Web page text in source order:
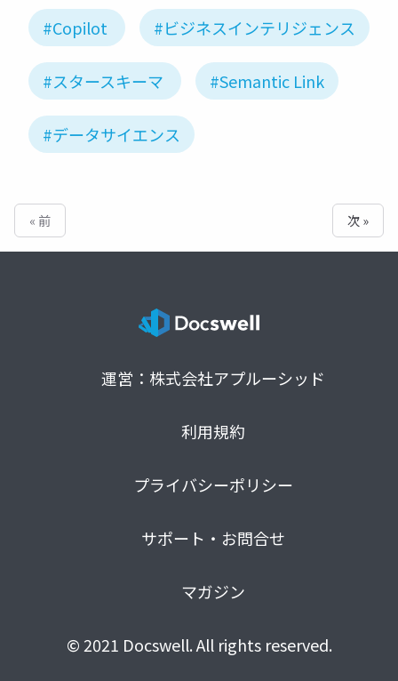
#Copilot #ビジネスインテリジェンス
#スタースキーマ #Semantic Link
#データサイエンス
« 前 次 »
運営：株式会社アプルーシッド
利用規約
プライバシーポリシー
サポート・お問合せ
マガジン
© 2021 Docswell. All rights reserved.